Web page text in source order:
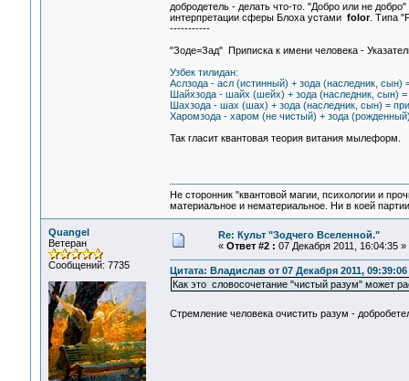
добродетель - делать что-то. "Добро или не
интерпретации сферы Блоха устами folor. Типа
-----------
"Зоде=Зад" Приписка к имени человека -
Узбек тилидан:
Аслзода - асл (истинный) + зода (наследник, сын)
Шайхзода - шайх (шейх) + зода (наследник, сын)
Шахзода - шах (шах) + зода (наследник, сын) =
Харомзода - харом (не чистый) + зода
Так гласит квантовая теория витания мылеформ.
Не сторонник "квантовой магии, психологии и
материальное и нематериальное. Ни в коей
Quangel
Ветеран
Сообщений: 7735
Re: Культ "Зодчего Вселенной."
« Ответ #2 : 07 Декабря 2011, 16:04:35 »
Цитата: Владислав от 07 Декабря 2011, 09:39:06
Как это словосочетание "чистый разум" может
Стремление человека очистить разум -